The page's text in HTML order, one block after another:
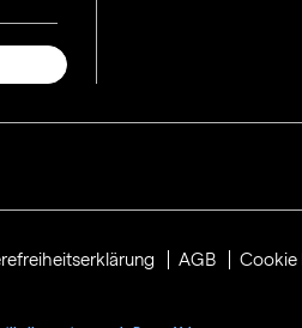
AGB Cookie